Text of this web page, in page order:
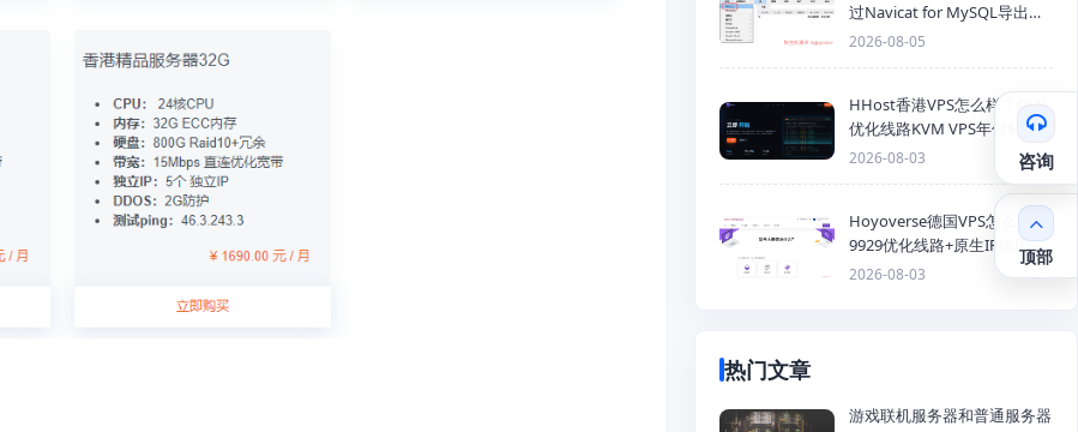
过Navicat for MySQL导出
Mysql数据库为SQL格式备份
2026-08-05
HHost香港VPS怎么样？CMI
优化线路KVM VPS年付$25
起，4GB内存优惠套餐
2026-08-03
Hoyoverse德国VPS怎么样？
9929优化线路+原生IP德国
KVM VPS推荐
2026-08-03
热门文章
游戏联机服务器和普通服务器
咨询
顶部